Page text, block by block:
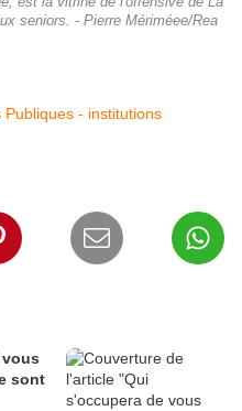
seniors. - Pierre Mériméee/Rea
Publiques - institutions
sont